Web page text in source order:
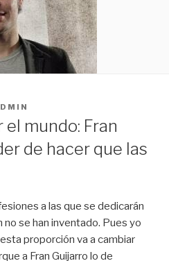
mundo: Fran
de hacer que las
a las que se dedicarán
no se han inventado. Pues yo
proporción va a cambiar
a Fran Guijarro lo de